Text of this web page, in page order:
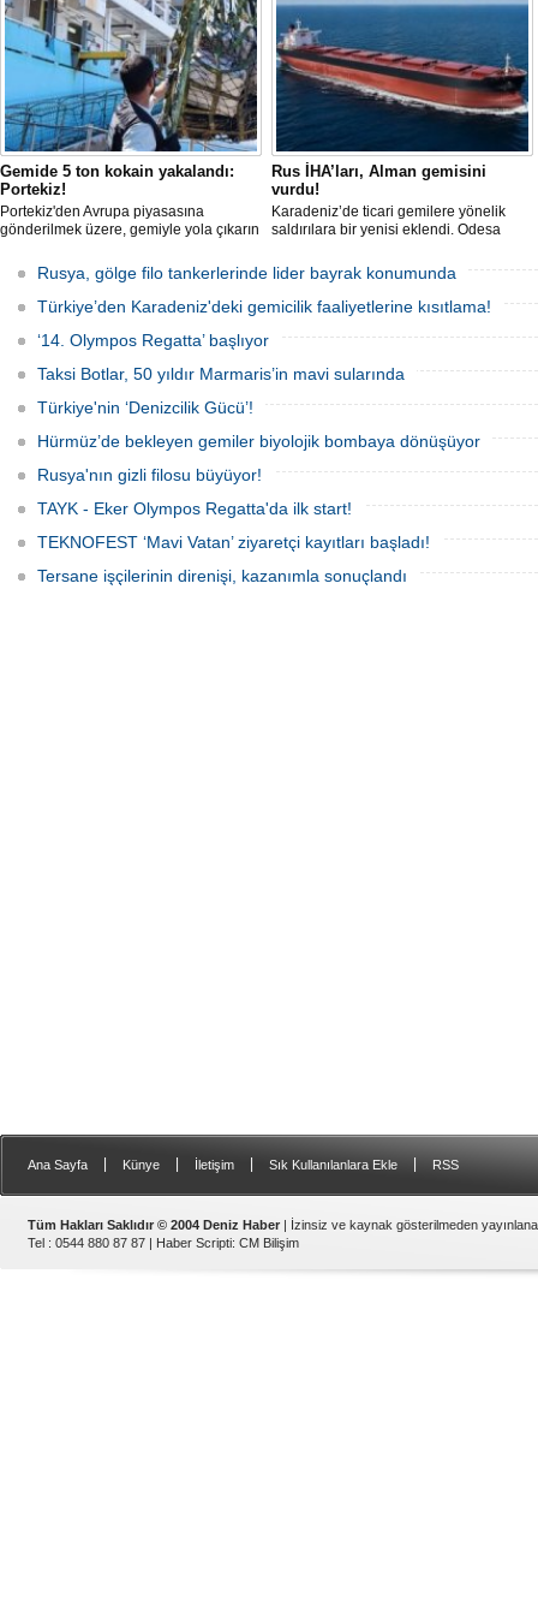
Gemide 5 ton kokain yakalandı:
Portekiz!
Portekiz'den Avrupa piyasasına
gönderilmek üzere, gemiyle yola çıkarın
hava ve deniz kuvvetlerinin
operasyonuyla durduruldu. Operasyon
kapsamında, gemideki iki yabancı
uyruklu kişi bir gemi mürettebatı
gözaltına alındı.
Rus İHA’ları, Alman gemisini
vurdu!
Karadeniz’de ticari gemilere yönelik
saldırılara bir yenisi eklendi. Odesa
aldığı Alman işletmesindeki Emil
gemisinde yangın çıktı; teknik sistemler
durunca mürettebat tahliye edildi.
Rusya, gölge filo tankerlerinde lider bayrak konumunda
Türkiye’den Karadeniz'deki gemicilik faaliyetlerine kısıtlama!
‘14. Olympos Regatta’ başlıyor
Taksi Botlar, 50 yıldır Marmaris’in mavi sularında
Türkiye'nin ‘Denizcilik Gücü’!
Hürmüz’de bekleyen gemiler biyolojik bombaya dönüşüyor
Rusya'nın gizli filosu büyüyor!
TAYK - Eker Olympos Regatta'da ilk start!
TEKNOFEST ‘Mavi Vatan’ ziyaretçi kayıtları başladı!
Tersane işçilerinin direnişi, kazanımla sonuçlandı
Ana Sayfa Künye İletişim Sık Kullanılanlara Ekle RSS
Tüm Hakları Saklıdır © 2004 Deniz Haber | İzinsiz ve kaynak gösterilmeden
Tel : 0544 880 87 87 | Haber Scripti: CM Bilişim